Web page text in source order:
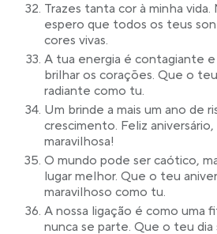
Trazes tanta cor à minha
espero que todos os teus
cores vivas.
A tua energia é contagiante
brilhar os corações. Que o
radiante como tu.
Um brinde a mais um ano de
crescimento. Feliz aniversário,
maravilhosa!
O mundo pode ser caótico,
lugar melhor. Que o teu
maravilhoso como tu.
A nossa ligação é como uma
nunca se parte. Que o teu